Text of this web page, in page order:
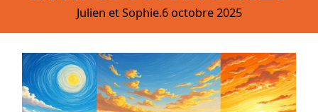
Julien et Sophie.6 octobre 2025